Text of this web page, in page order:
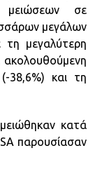
μειώσεων σε
μεγάλων
μεγαλύτερη
38,6%) και τη
κατά
παρουσίασαν